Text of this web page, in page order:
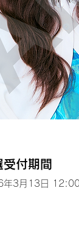
受付期間
年3月13日